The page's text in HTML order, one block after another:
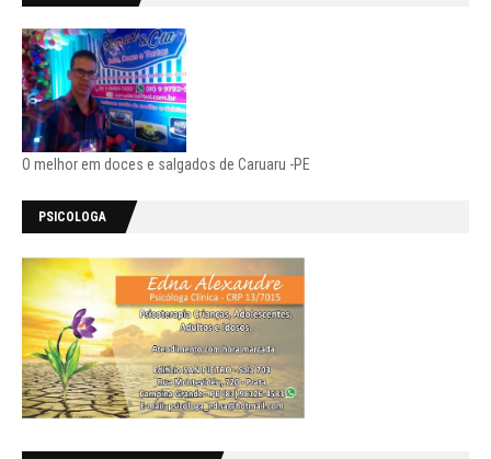
O melhor em doces e salgados de Caruaru -PE
PSICOLOGA